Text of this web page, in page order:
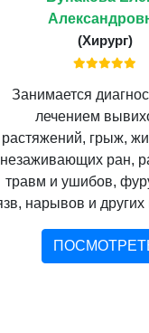
(Хирург)
Занимается
лечением
растяжений, грыж,
незаживающих ран,
травм и ушибов,
нарывов и других